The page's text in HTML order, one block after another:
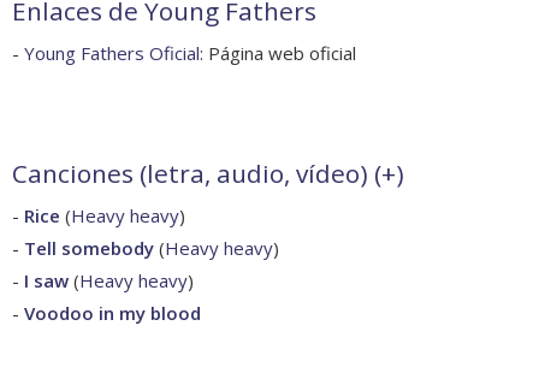
Enlaces de Young Fathers
- Young Fathers Oficial: Página web oficial
Canciones (letra, audio, vídeo) (+)
- Rice (Heavy heavy)
- Tell somebody (Heavy heavy)
- I saw (Heavy heavy)
- Voodoo in my blood